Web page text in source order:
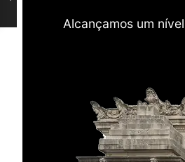
Alcançamos um